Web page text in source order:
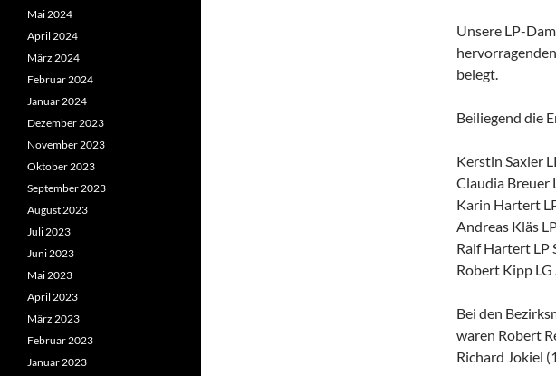
Unsere LP-
belegt.
Beiliegend die
Kerstin Saxler
Claudia Breuer
Karin Hartert
Andreas Kläs
Ralf Hartert LP
Robert Kipp
Bei den
waren Robert
Richard Jokiel
Mai 2024
April 2024
März 2024
Februar 2024
Januar 2024
Dezember 2023
November 2023
Oktober 2023
September 2023
August 2023
Juli 2023
Juni 2023
Mai 2023
April 2023
März 2023
Februar 2023
Januar 2023